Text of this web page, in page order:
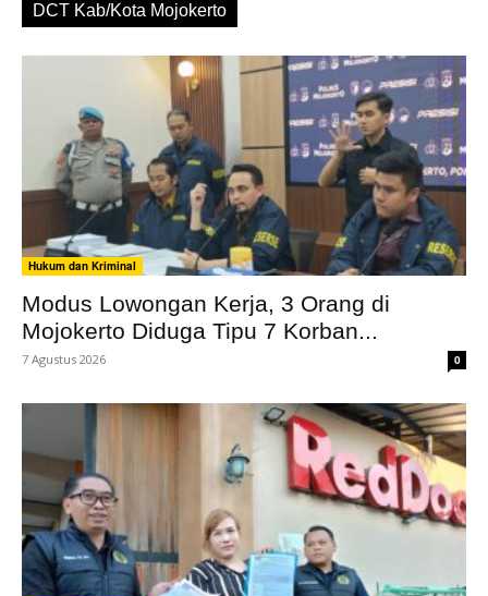
DCT Kab/Kota Mojokerto
Hukum dan Kriminal
Modus Lowongan Kerja, 3 Orang di
Mojokerto Diduga Tipu 7 Korban...
7 Agustus 2026 0